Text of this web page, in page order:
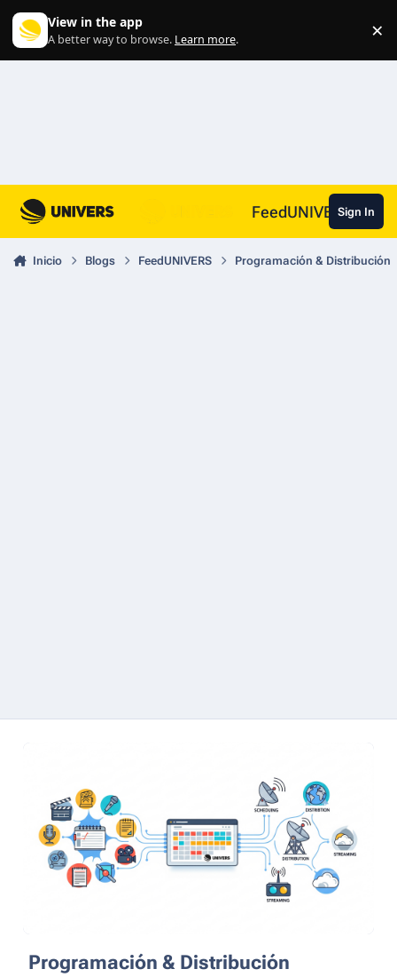
View in the app
A better way to browse. Learn more. ×
FeedUNIVERSSign In
Inicio Blogs FeedUNIVERS Programación & Distribución
Programación & Distribución